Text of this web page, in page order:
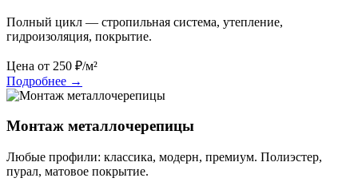
Полный цикл — стропильная система, утепление,
гидроизоляция, покрытие.
Цена от 250 ₽/м²
Подробнее →
Монтаж металлочерепицы
Любые профили: классика, модерн, премиум. Полиэстер,
пурал, матовое покрытие.